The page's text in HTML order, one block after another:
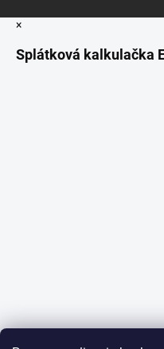
×
Splátková kalkulačka